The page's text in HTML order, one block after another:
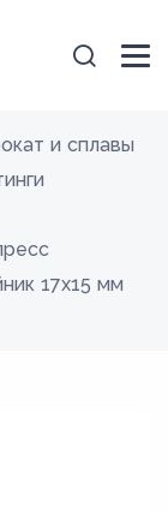
и сплавы
17х15 мм